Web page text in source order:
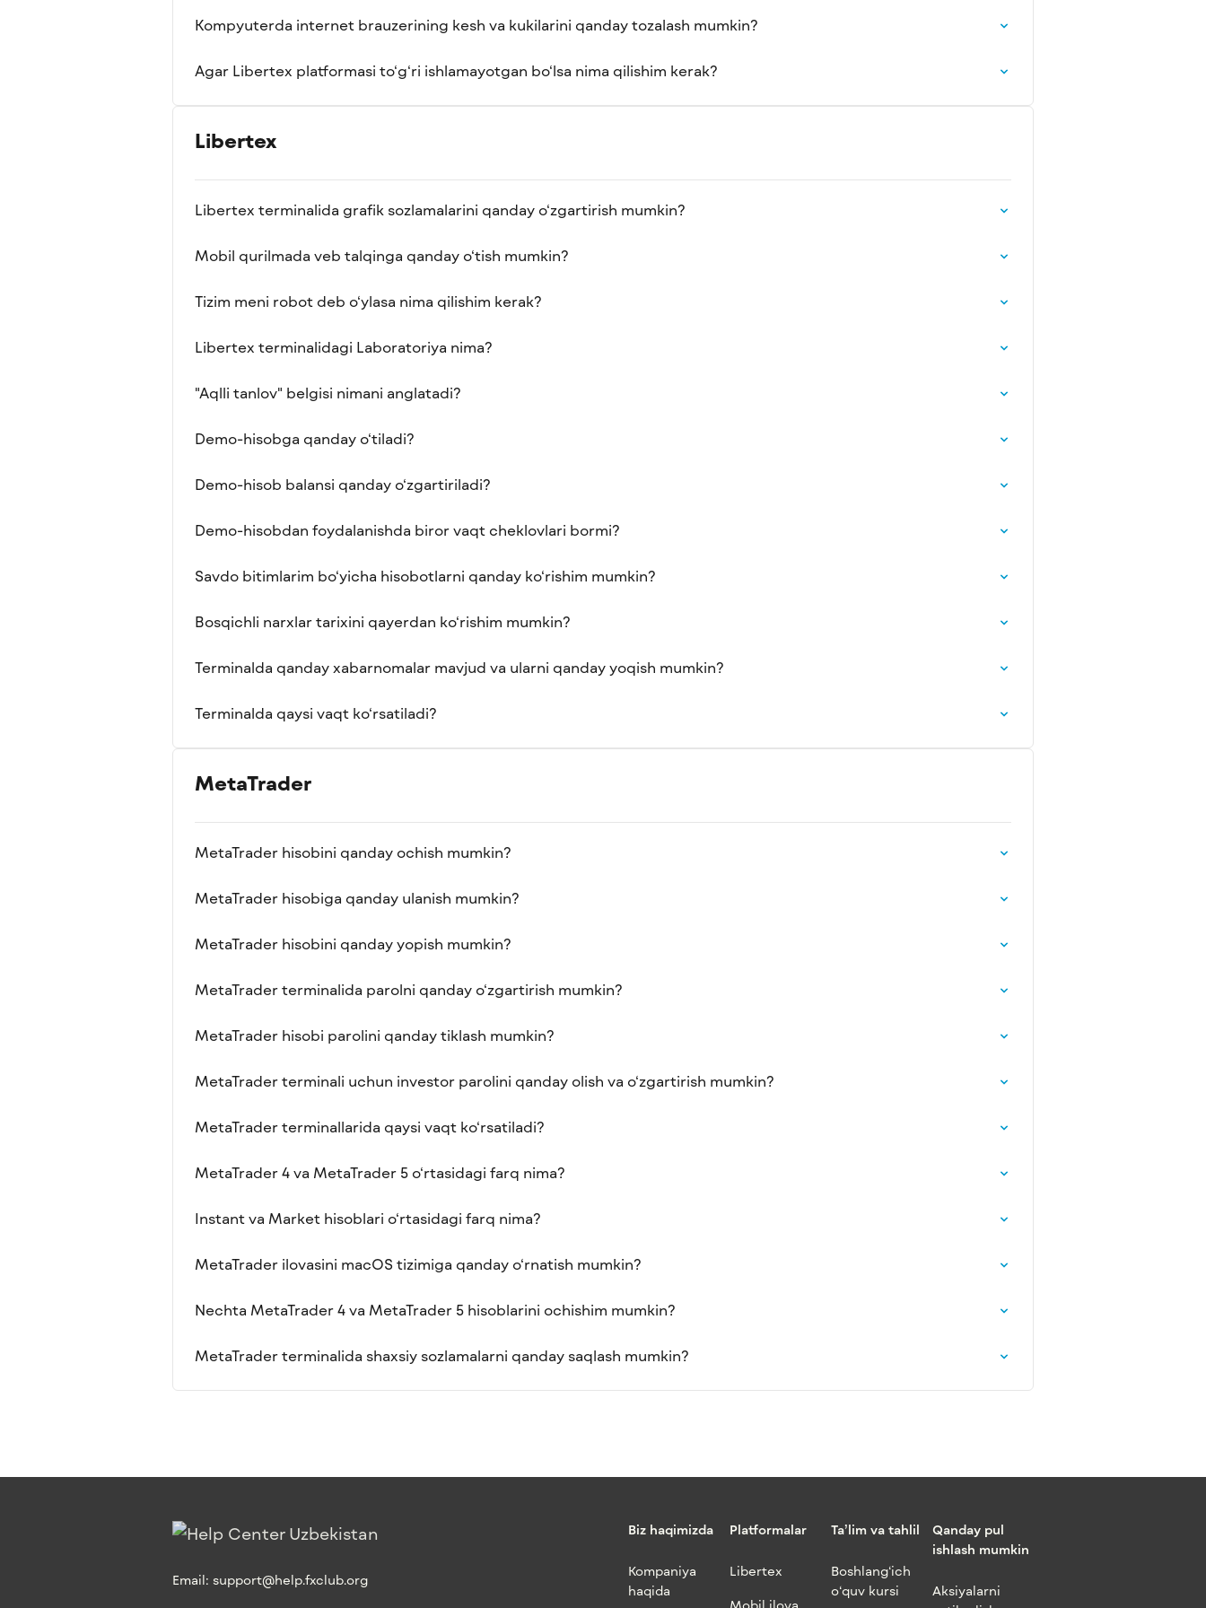
Kompyuterda internet brauzerining kesh va kukilarini qanday tozalash mumkin?
Agar Libertex platformasi to‘g‘ri ishlamayotgan bo‘lsa nima qilishim kerak?
Libertex
Libertex terminalida grafik sozlamalarini qanday o‘zgartirish mumkin?
Mobil qurilmada veb talqinga qanday o‘tish mumkin?
Tizim meni robot deb o‘ylasa nima qilishim kerak?
Libertex terminalidagi Laboratoriya nima?
"Aqlli tanlov" belgisi nimani anglatadi?
Demo-hisobga qanday o‘tiladi?
Demo-hisob balansi qanday o‘zgartiriladi?
Demo-hisobdan foydalanishda biror vaqt cheklovlari bormi?
Savdo bitimlarim bo‘yicha hisobotlarni qanday ko‘rishim mumkin?
Bosqichli narxlar tarixini qayerdan ko‘rishim mumkin?
Terminalda qanday xabarnomalar mavjud va ularni qanday yoqish mumkin?
Terminalda qaysi vaqt ko‘rsatiladi?
MetaTrader
MetaTrader hisobini qanday ochish mumkin?
MetaTrader hisobiga qanday ulanish mumkin?
MetaTrader hisobini qanday yopish mumkin?
MetaTrader terminalida parolni qanday o‘zgartirish mumkin?
MetaTrader hisobi parolini qanday tiklash mumkin?
MetaTrader terminali uchun investor parolini qanday olish va o‘zgartirish mumkin?
MetaTrader terminallarida qaysi vaqt ko‘rsatiladi?
MetaTrader 4 va MetaTrader 5 o‘rtasidagi farq nima?
Instant va Market hisoblari o‘rtasidagi farq nima?
MetaTrader ilovasini macOS tizimiga qanday o‘rnatish mumkin?
Nechta MetaTrader 4 va MetaTrader 5 hisoblarini ochishim mumkin?
MetaTrader terminalida shaxsiy sozlamalarni qanday saqlash mumkin?
Email: support@help.fxclub.org
Biz haqimizda
Kompaniya
haqida
Platformalar
Libertex
Mobil ilova
Ta’lim va tahlil
Boshlang‘ich
o‘quv kursi
Qanday pul
ishlash mumkin
Aksiyalarni